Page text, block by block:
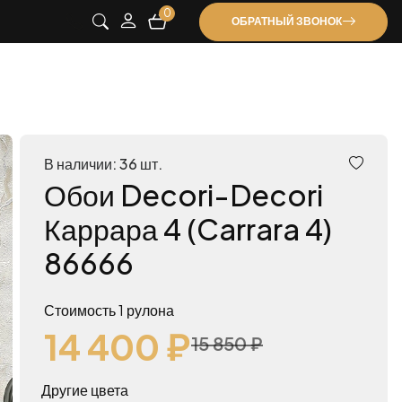
0
ОБРАТНЫЙ ЗВОНОК
В наличии: 36 шт.
Обои Decori-Decori
Каррара 4 (Carrara 4)
86666
Стоимость 1 рулона
14 400 ₽15 850 ₽
Другие цвета